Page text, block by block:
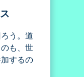
う。道
も、世
するの